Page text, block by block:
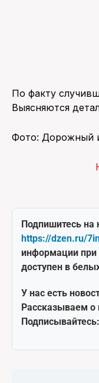
По факту
Выясняются
Фото: Дорожный
Подпишитесь на
https://dzen.ru/
информации при
доступен в
У нас есть
Рассказываем о
Подписывайтесь: